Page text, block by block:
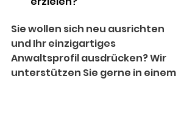
Sie wollen sich neu ausrichten
und Ihr einzigartiges
Anwaltsprofil ausdrücken? Wir
unterstützen Sie gerne in einem